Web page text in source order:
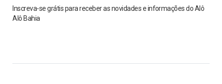
Inscreva-se grátis para receber as novidades e informações do Alô
Alô Bahia